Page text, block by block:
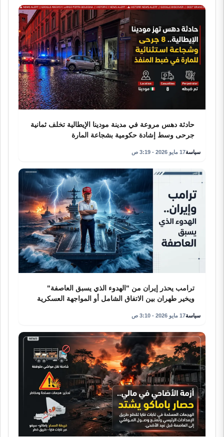
حادثة دهس مروعة في مدينة مودينا الإيطالية تخلف ثمانية
جرحى وسط إشادة حكومية بشجاعة المارة
سياسة17 مايو 2026 - 3:19 ص
ترامب يحذر إيران من "الهدوء الذي يسبق العاصفة"
ويخير طهران بين الاتفاق الشامل أو المواجهة العسكرية
سياسة17 مايو 2026 - 3:10 ص